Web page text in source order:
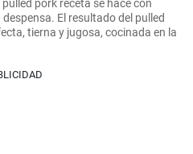
pork receta se hace con
El resultado del pulled
tierna y jugosa, cocinada en la